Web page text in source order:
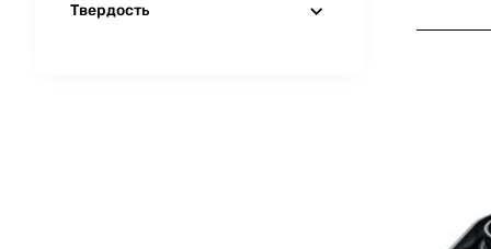
Твердость